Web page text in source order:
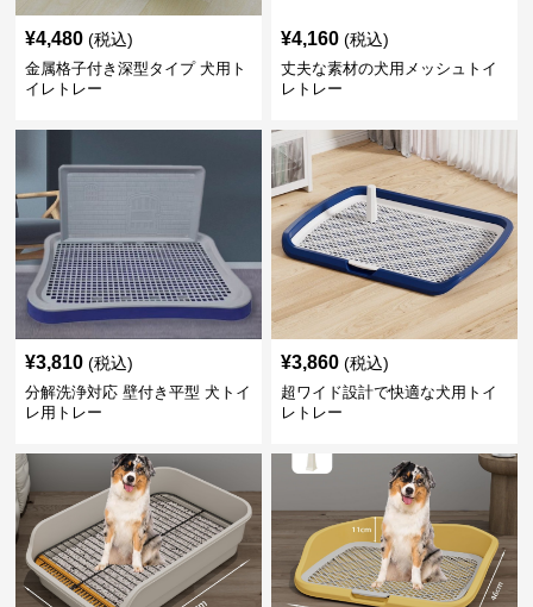
¥4,480 (税込)
金属格子付き深型タイプ 犬用ト
イレトレー
¥4,160 (税込)
丈夫な素材の犬用メッシュトイ
レトレー
¥3,810 (税込)
分解洗浄対応 壁付き平型 犬トイ
レ用トレー
¥3,860 (税込)
超ワイド設計で快適な犬用トイ
レトレー